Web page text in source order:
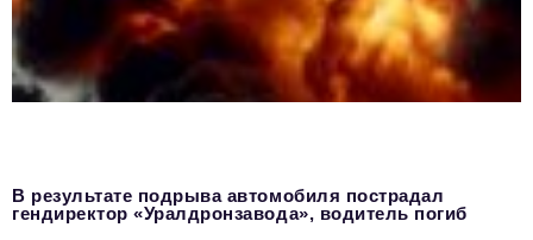
В результате подрыва автомобиля пострадал
гендиректор «Уралдронзавода», водитель погиб